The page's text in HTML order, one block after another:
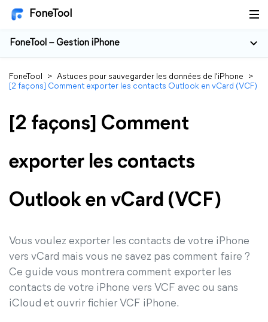
FoneTool
FoneTool – Gestion iPhone
FoneTool > Astuces pour sauvegarder les données de l'iPhone
>
[2 façons] Comment exporter les contacts Outlook en vCard (VCF)
[2 façons] Comment
exporter les contacts
Outlook en vCard (VCF)
Vous voulez exporter les contacts de votre iPhone
vers vCard mais vous ne savez pas comment faire ?
Ce guide vous montrera comment exporter les
contacts de votre iPhone vers VCF avec ou sans
iCloud et ouvrir fichier VCF iPhone.